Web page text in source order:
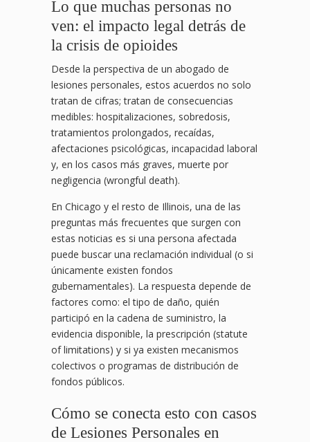
Lo que muchas personas no
ven: el impacto legal detrás de
la crisis de opioides
Desde la perspectiva de un abogado de
lesiones personales, estos acuerdos no solo
tratan de cifras; tratan de consecuencias
medibles: hospitalizaciones, sobredosis,
tratamientos prolongados, recaídas,
afectaciones psicológicas, incapacidad laboral
y, en los casos más graves, muerte por
negligencia (wrongful death).
En Chicago y el resto de Illinois, una de las
preguntas más frecuentes que surgen con
estas noticias es si una persona afectada
puede buscar una reclamación individual (o si
únicamente existen fondos
gubernamentales). La respuesta depende de
factores como: el tipo de daño, quién
participó en la cadena de suministro, la
evidencia disponible, la prescripción (statute
of limitations) y si ya existen mecanismos
colectivos o programas de distribución de
fondos públicos.
Cómo se conecta esto con casos
de Lesiones Personales en